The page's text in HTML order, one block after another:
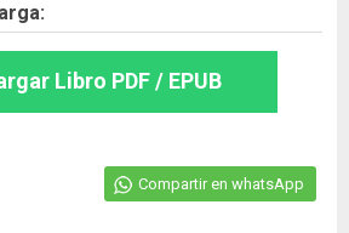
Libro PDF / EPUB
Compartir en whatsApp